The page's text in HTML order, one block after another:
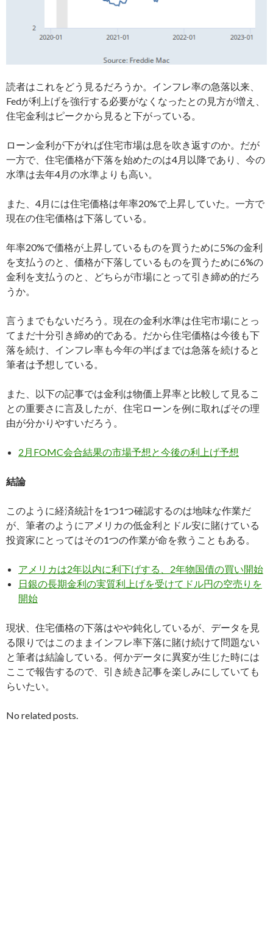
読者はこれをどう見るだろうか。インフレ率の急落以来、
Fedが利上げを強行する必要がなくなったとの見方が増え、
住宅金利はピークから見ると下がっている。
ローン金利が下がれば住宅市場は息を吹き返すのか。だが
一方で、住宅価格が下落を始めたのは4月以降であり、今の
水準は去年4月の水準よりも高い。
また、4月には住宅価格は年率20%で上昇していた。一方で
現在の住宅価格は下落している。
年率20%で価格が上昇しているものを買うために5%の金利
を支払うのと、価格が下落しているものを買うために6%の
金利を支払うのと、どちらが市場にとって引き締め的だろ
うか。
言うまでもないだろう。現在の金利水準は住宅市場にとっ
てまだ十分引き締め的である。だから住宅価格は今後も下
落を続け、インフレ率も今年の半ばまでは急落を続けると
筆者は予想している。
また、以下の記事では金利は物価上昇率と比較して見るこ
との重要さに言及したが、住宅ローンを例に取ればその理
由が分かりやすいだろう。
2月FOMC会合結果の市場予想と今後の利上げ予想
結論
このように経済統計を1つ1つ確認するのは地味な作業だ
が、筆者のようにアメリカの低金利とドル安に賭けている
投資家にとってはその1つの作業が命を救うこともある。
アメリカは2年以内に利下げする、2年物国債の買い開始
日銀の長期金利の実質利上げを受けてドル円の空売りを
開始
現状、住宅価格の下落はやや鈍化しているが、データを見
る限りではこのままインフレ率下落に賭け続けて問題ない
と筆者は結論している。何かデータに異変が生じた時には
ここで報告するので、引き続き記事を楽しみにしていても
らいたい。
No related posts.